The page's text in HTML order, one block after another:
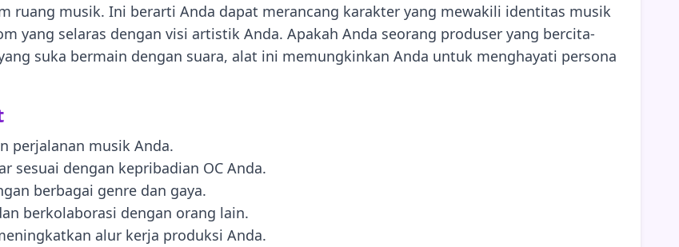
ruang musik. Ini berarti Anda dapat merancang karakter yang mewakili identitas musik
yang selaras dengan visi artistik Anda. Apakah Anda seorang produser yang bercita-
suka bermain dengan suara, alat ini memungkinkan Anda untuk menghayati persona
perjalanan musik Anda.
sesuai dengan kepribadian OC Anda.
berbagai genre dan gaya.
berkolaborasi dengan orang lain.
alur kerja produksi Anda.